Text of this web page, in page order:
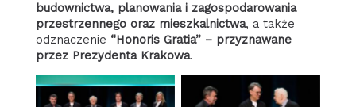
budownictwa, planowania i zagospodarowania
przestrzennego oraz mieszkalnictwa, a także
odznaczenie “Honoris Gratia” – przyznawane
przez Prezydenta Krakowa.